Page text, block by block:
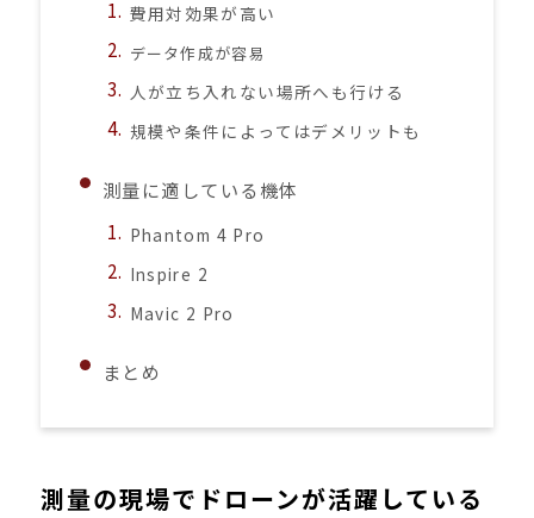
費用対効果が高い
データ作成が容易
人が立ち入れない場所へも行ける
規模や条件によってはデメリットも
測量に適している機体
Phantom 4 Pro
Inspire 2
Mavic 2 Pro
まとめ
測量の現場でドローンが活躍している